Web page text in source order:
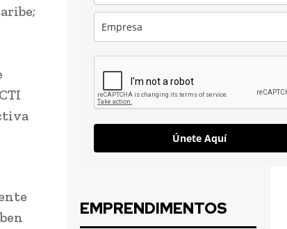
Únete Aquí
EMPRENDIMENTOS